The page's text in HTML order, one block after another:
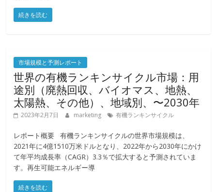
続きを読む
市場規模と予測レポート
世界の有機ランキンサイクル市場：用
途別（廃熱回収、バイオマス、地熱、
太陽熱、その他）、地域別、〜2030年
2023年2月7日 marketing 有機ランキンサイクル
レポート概要 有機ランキンサイクルの世界市場規模は、
2021年に4億1510万米ドルとなり、2022年から2030年にかけ
て年平均成長率（CAGR）3.3％で拡大すると予測されていま
す。再生可能エネルギー導
続きを読む